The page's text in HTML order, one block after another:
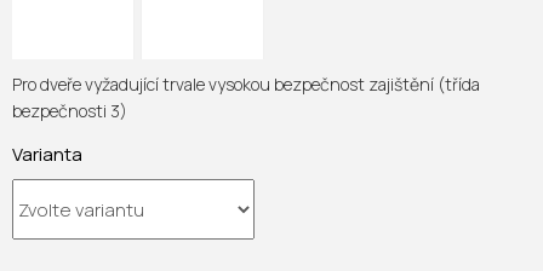
Varianta
Pro dveře vyžadující trvale vysokou bezpečnost zajištění (třída
bezpečnosti 3)